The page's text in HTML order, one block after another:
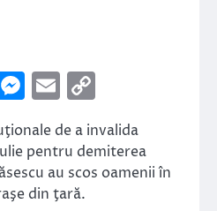
Messenger
Email
Link
de a invalida
pentru demiterea
au scos oamenii în
din ţară.